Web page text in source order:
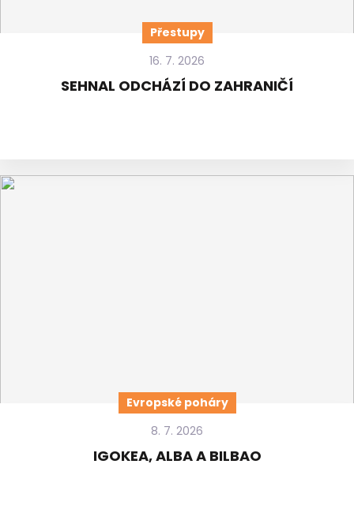
Přestupy
16. 7. 2026
SEHNAL ODCHÁZÍ DO ZAHRANIČÍ
Evropské poháry
8. 7. 2026
IGOKEA, ALBA A BILBAO